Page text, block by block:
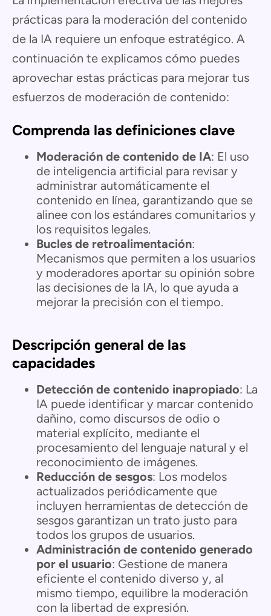
prácticas para la moderación del contenido
de la IA requiere un enfoque estratégico. A
continuación te explicamos cómo puedes
aprovechar estas prácticas para mejorar tus
esfuerzos de moderación de contenido:
Comprenda las definiciones clave
Moderación de contenido de IA: El uso
de inteligencia artificial para revisar y
administrar automáticamente el
contenido en línea, garantizando que se
alinee con los estándares comunitarios y
los requisitos legales.
Bucles de retroalimentación:
Mecanismos que permiten a los usuarios
y moderadores aportar su opinión sobre
las decisiones de la IA, lo que ayuda a
mejorar la precisión con el tiempo.
Descripción general de las
capacidades
Detección de contenido inapropiado: La
IA puede identificar y marcar contenido
dañino, como discursos de odio o
material explícito, mediante el
procesamiento del lenguaje natural y el
reconocimiento de imágenes.
Reducción de sesgos: Los modelos
actualizados periódicamente que
incluyen herramientas de detección de
sesgos garantizan un trato justo para
todos los grupos de usuarios.
Administración de contenido generado
por el usuario: Gestione de manera
eficiente el contenido diverso y, al
mismo tiempo, equilibre la moderación
con la libertad de expresión.